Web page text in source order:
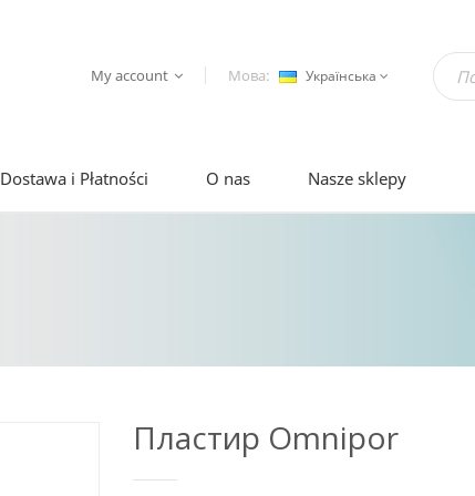
Мова: Українська
My account
Dostawa i Płatności O nas Nasze sklepy
Пластир Оmnipor